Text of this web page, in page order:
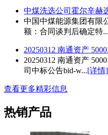
中煤洗选公司霍尔辛赫
中国中煤能源集团有限
额：合同谈判后确定特...
20250312 南通资产
20250312 南通资产
司中标公告bid-w...[详情]
查看更多精彩信息
热销产品